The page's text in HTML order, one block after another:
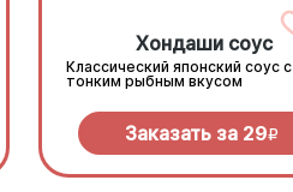
Хондаши соус
Классический японский соус с
тонким рыбным вкусом
Заказать за 29R